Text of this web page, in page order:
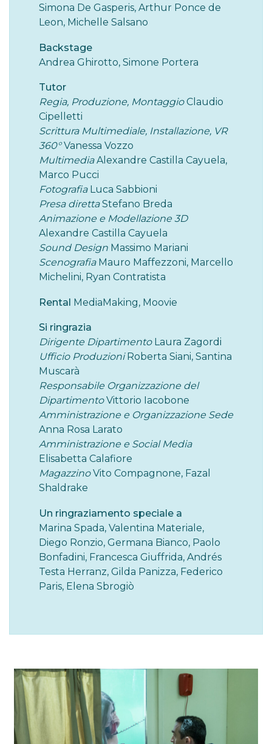
Simona De Gasperis, Arthur Ponce de
Leon, Michelle Salsano
Backstage
Andrea Ghirotto, Simone Portera
Tutor
Regia, Produzione, MontaggioClaudio
Cipelletti
Scrittura Multimediale, Installazione, VR
360°Vanessa Vozzo
MultimediaAlexandre Castilla Cayuela,
Marco Pucci
FotografiaLuca Sabbioni
Presa direttaStefano Breda
Animazione e Modellazione 3D
Alexandre Castilla Cayuela
Sound Design Massimo Mariani
ScenografiaMauro Maffezzoni, Marcello
Michelini, Ryan Contratista
Rental MediaMaking, Moovie
Si ringrazia
Dirigente DipartimentoLaura Zagordi
Ufficio ProduzioniRoberta Siani, Santina
Muscarà
Responsabile Organizzazione del
DipartimentoVittorio Iacobone
Amministrazione e Organizzazione Sede
Anna Rosa Larato
Amministrazione e Social Media
Elisabetta Calafiore
MagazzinoVito Compagnone, Fazal
Shaldrake
Un ringraziamento speciale a
Marina Spada, Valentina Materiale,
Diego Ronzio, Germana Bianco, Paolo
Bonfadini, Francesca Giuffrida, Andrés
Testa Herranz, Gilda Panizza, Federico
Paris, Elena Sbrogiò